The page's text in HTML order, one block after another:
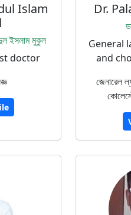
Islam
ইসলাম মুকুল
doctor
Dr.
General
and
জেনারেল